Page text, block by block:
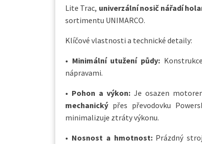
Lite Trac, univerzální nosič nářadí
sortimentu UNIMARCO.
Klíčové vlastnosti a technické detaily:
• Minimální utužení půdy:
nápravami.
• Pohon a výkon: Je osazen
mechanický přes převodovku
minimalizuje ztráty výkonu.
• Nosnost a hmotnost:Prázdný